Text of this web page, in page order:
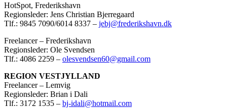
HotSpot, Frederikshavn
Regionsleder: Jens Christian Bjerregaard
Tlf.: 9845 7090/6014 8337 – jebj@frederikshavn.dk
Freelancer – Frederikshavn
Regionsleder: Ole Svendsen
Tlf.: 4086 2259 – olesvendsen60@gmail.com
REGION VESTJYLLAND
Freelancer – Lemvig
Regionsleder: Brian i Dali
Tlf.: 3172 1535 – bj-idali@hotmail.com